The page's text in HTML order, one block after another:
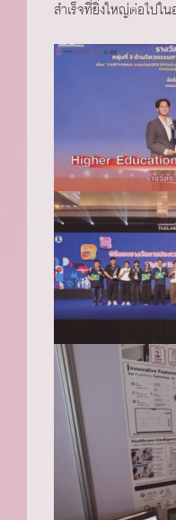
สำเร็จที่ยิ่งใหญ่ต่อไปใ